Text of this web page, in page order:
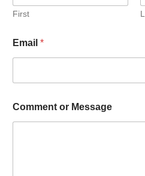
First
Email *
Comment or Message